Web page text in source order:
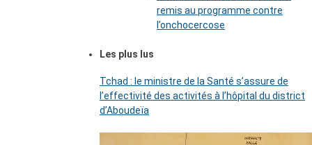
remis au programme contre
l’onchocercose
Les plus lus
Tchad : le ministre de la Santé s’assure de
l’effectivité des activités à l’hôpital du district
d’Aboudeïa